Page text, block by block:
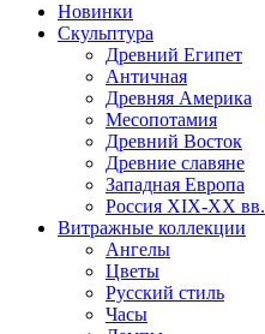
Новинки
Скульптура
Древний Египет
Античная
Древняя Америка
Месопотамия
Древний Восток
Древние славяне
Западная Европа
Россия XIX-XX вв.
Витражные коллекции
Ангелы
Цветы
Русский стиль
Часы